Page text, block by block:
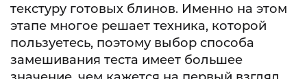
текстуру готовых блинов. Именно на этом
этапе многое решает техника, которой
пользуетесь, поэтому выбор способа
замешивания теста имеет большее